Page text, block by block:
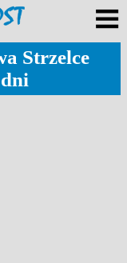
Strzelce